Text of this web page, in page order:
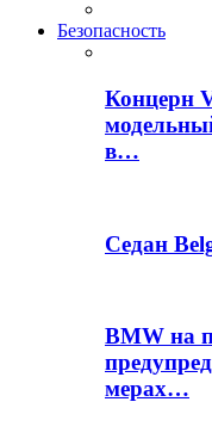
Безопасность
Концерн
в…
Седан
BMW на
мерах…